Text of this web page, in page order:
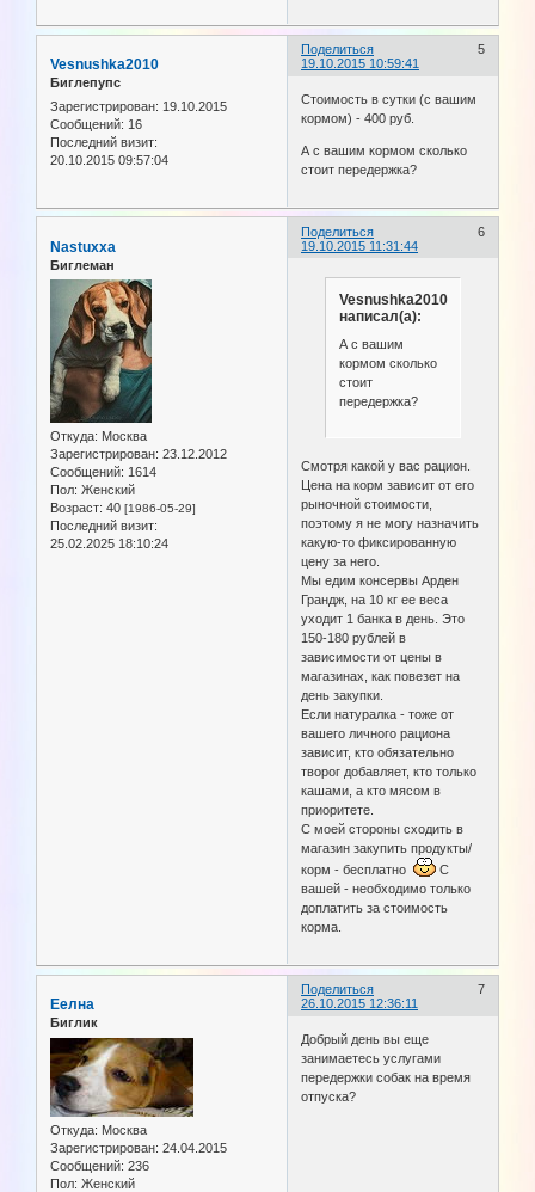
Поделиться
5
19.10.2015 10:59:41
Vesnushka2010
Биглепупс
Зарегистрирован: 19.10.2015
Сообщений: 16
Последний визит:
20.10.2015 09:57:04
Стоимость в сутки (с вашим
кормом) - 400 руб.
А с вашим кормом сколько
стоит передержка?
Поделиться
6
19.10.2015 11:31:44
Nastuxxa
Биглеман
Откуда: Москва
Зарегистрирован: 23.12.2012
Сообщений: 1614
Пол: Женский
Возраст: 40 [1986-05-29]
Последний визит:
25.02.2025 18:10:24
Vesnushka2010
написал(а):
А с вашим
кормом сколько
стоит
передержка?
Смотря какой у вас рацион.
Цена на корм зависит от его
рыночной стоимости,
поэтому я не могу назначить
какую-то фиксированную
цену за него.
Мы едим консервы Арден
Грандж, на 10 кг ее веса
уходит 1 банка в день. Это
150-180 рублей в
зависимости от цены в
магазинах, как повезет на
день закупки.
Если натуралка - тоже от
вашего личного рациона
зависит, кто обязательно
творог добавляет, кто только
кашами, а кто мясом в
приоритете.
С моей стороны сходить в
магазин закупить продукты/
корм - бесплатно
С
вашей - необходимо только
доплатить за стоимость
корма.
Поделиться
7
26.10.2015 12:36:11
Еелна
Биглик
Откуда: Москва
Зарегистрирован: 24.04.2015
Сообщений: 236
Пол: Женский
Добрый день вы еще
занимаетесь услугами
передержки собак на время
отпуска?